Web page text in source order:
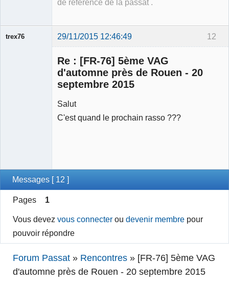
de référence de la passat .
12
trex76 29/11/2015 12:46:49
Re : [FR-76] 5ème VAG
d'automne près de Rouen - 20
septembre 2015
Salut
C'est quand le prochain rasso ???
Messages [ 12 ]
Pages 1
Vous devezvous connecter oudevenir membre pour
pouvoir répondre
Forum Passat » Rencontres » [FR-76] 5ème VAG
d'automne près de Rouen - 20 septembre 2015